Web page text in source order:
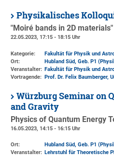
Physikalisches
"Moiré bands in 2D materials"
22.05.2023, 17:15 - 18:15 Uhr
Kategorie:
Fakultät für Physik und
Ort:
Hubland Süd, Geb. P1
Veranstalter: Fakultät für Physik und
Vortragende: Prof. Dr. Felix Baumberger,
Würzburg Seminar on
and Gravity
Physics of Quantum Energy
16.05.2023, 14:15 - 16:15 Uhr
Ort: Hubland Süd, Geb. P1
Veranstalter: Lehrstuhl für Theoretische